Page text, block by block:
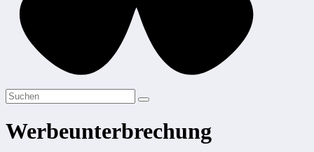
Werbeunterbrechung